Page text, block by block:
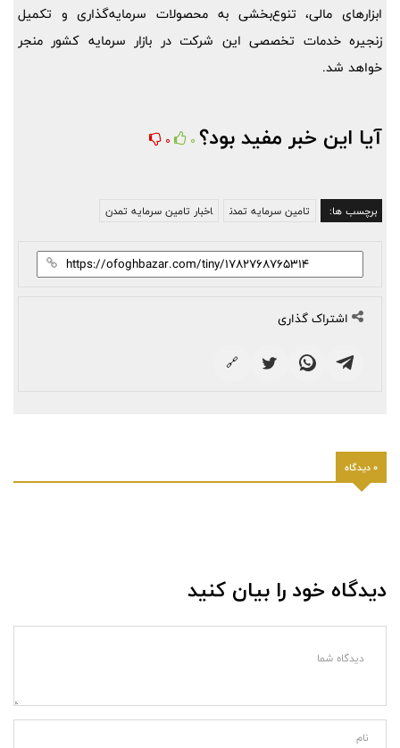
ابزارهای مالی، تنوع‌بخشی به محصولات سرمایه‌گذاری و تکمیل
زنجیره خدمات تخصصی این شرکت در بازار سرمایه کشور منجر
خواهد شد.
آیا این خبر مفید بود؟ 0
0
برچسب ها: تامین سرمایه تمدن اخبار تامین سرمایه تمدن
اشتراک گذاری
🔗
0 دیدگاه
دیدگاه خود را بیان کنید